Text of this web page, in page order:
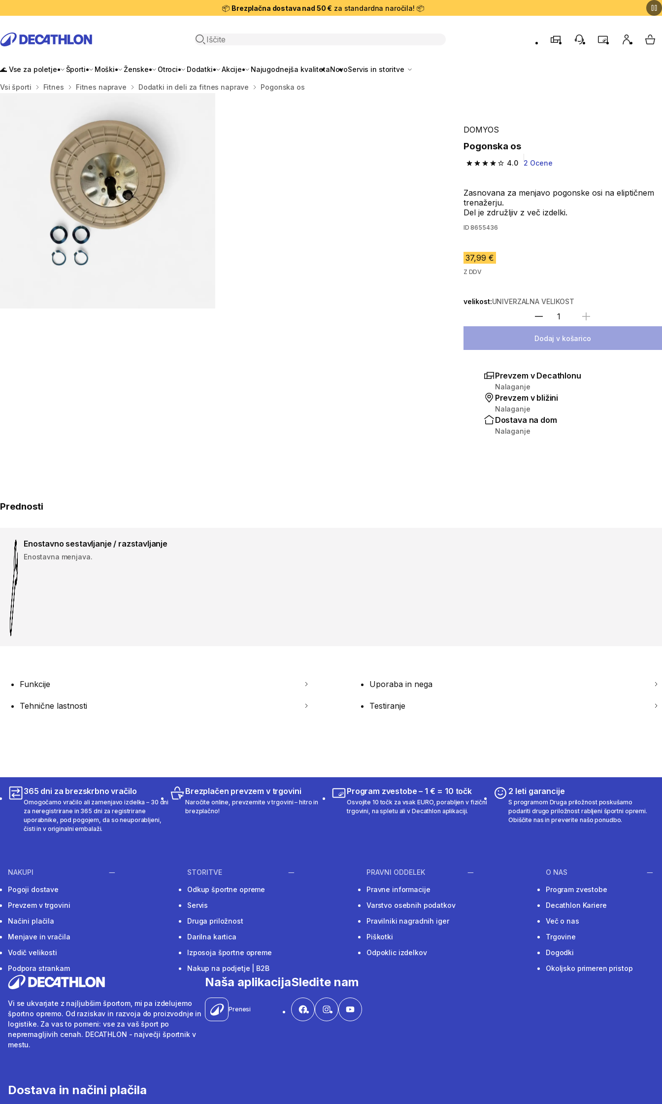
📦 Brezplačna dostava nad 50 € za standardna naročila! 📦
Odpri iskanje
TrgovinePodporo strankam
ProgramMoj račun
🌊 Vse za poletje Športi Moški Ženske Otroci Dodatki Akcije Najugodnejša kvalitetaNovoServis in storitve
Domov
Vsi športi Fitnes Fitnes naprave Dodatki in deli za fitnes naprave Pogonska os
DOMYOS
Pogonska os
4.0
4.0 od 5 zvezdic from 2 ocene
2 Ocene
Zasnovana za menjavo pogonske osi na eliptičnem
trenažerju.
Del je združljiv z več izdelki.
ID 8655436
37,99 €
Z DDV
velikost:UNIVERZALNA VELIKOST
Izberite količino
Dodaj v košarico
Prevzem v Decathlonu
Nalaganje
Prevzem v bližini
Nalaganje
Dostava na dom
Nalaganje
Prednosti
Enostavno sestavljanje / razstavljanje
Enostavna menjava.
Funkcije Uporaba in nega
Tehnične lastnosti Testiranje
365 dni za brezskrbno vračilo
Omogočamo vračilo ali zamenjavo izdelka – 30 dni
za neregistrirane in 365 dni za registrirane
uporabnike, pod pogojem, da so neuporabljeni,
čisti in v originalni embalaži.
Brezplačen prevzem v trgovini
Naročite online, prevzemite v trgovini – hitro in
brezplačno!
Program zvestobe – 1 € = 10 točk
Osvojite 10 točk za vsak EURO, porabljen v fizični
trgovini, na spletu ali v Decathlon aplikaciji.
2 leti garancije
S programom Druga priložnost poskušamo
podariti drugo priložnost rabljeni športni opremi.
Obiščite nas in preverite našo ponudbo.
NAKUPI
Pogoji dostave
Prevzem v trgovini
Načini plačila
Menjave in vračila
Vodič velikosti
Podpora strankam
STORITVE
Odkup športne opreme
Servis
Druga priložnost
Darilna kartica
Izposoja športne opreme
Nakup na podjetje | B2B
PRAVNI ODDELEK
Pravne informacije
Varstvo osebnih podatkov
Pravilniki nagradnih iger
Piškotki
Odpoklic izdelkov
O NAS
Program zvestobe
Decathlon Kariere
Več o nas
Trgovine
Dogodki
Okoljsko primeren pristop
Vi se ukvarjate z najljubšim športom, mi pa izdelujemo
športno opremo. Od raziskav in razvoja do proizvodnje in
logistike. Za vas to pomeni: vse za vaš šport po
nepremagljivih cenah. DECATHLON - največji športnik v
mestu.
Naša aplikacija
Prenesi
Sledite nam
Dostava in načini plačila